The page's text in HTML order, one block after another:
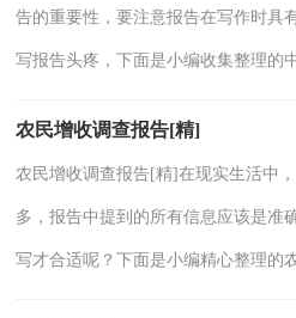
告的重要性，要注意报告在写作时具
写报告头疼，下面是小编收集整理的
农民增收调查报告[精]
农民增收调查报告[精]在现实生活中
多，报告中提到的所有信息应该是准
写才合适呢？下面是小编精心整理的